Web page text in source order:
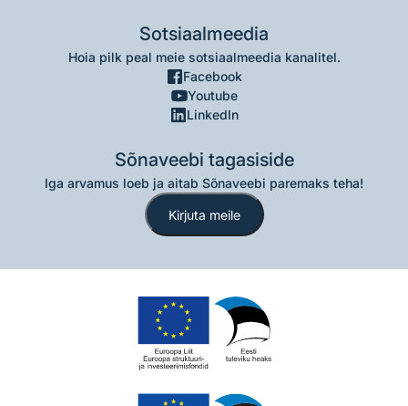
Sotsiaalmeedia
Hoia pilk peal meie sotsiaalmeedia kanalitel.
Facebook
Youtube
LinkedIn
Sõnaveebi tagasiside
Iga arvamus loeb ja aitab Sõnaveebi paremaks teha!
Kirjuta meile